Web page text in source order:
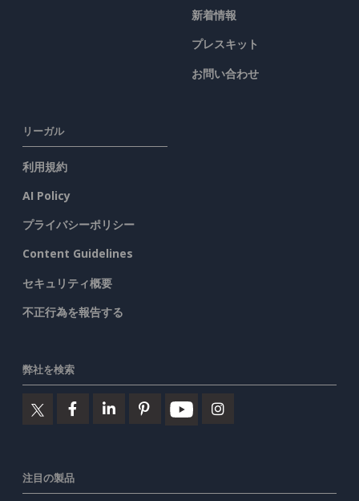
新着情報
プレスキット
お問い合わせ
リーガル
利用規約
AI Policy
プライバシーポリシー
Content Guidelines
セキュリティ概要
不正行為を報告する
弊社を検索
注目の製品